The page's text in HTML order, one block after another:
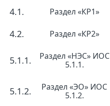
4.1. Раздел «КР1»
4.2. Раздел «КР2»
5.1.1.
Раздел «НЭС» ИОС
5.1.1.
5.1.2.
Раздел «ЭО» ИОС
5.1.2.